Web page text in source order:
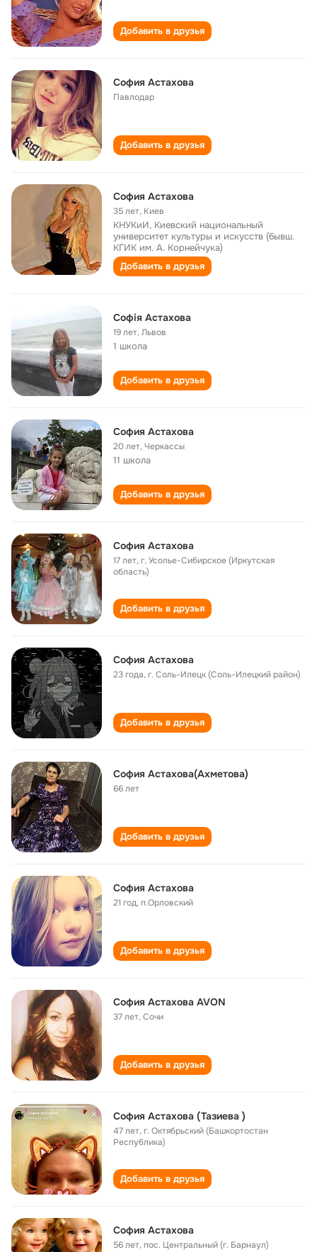
Добавить в друзья
София Астахова
Павлодар
Добавить в друзья
София Астахова
35 лет, Киев
КНУКиИ, Киевский национальный
университет культуры и искусств (бывш.
КГИК им. А. Корнейчука)
Добавить в друзья
Софія Астахова
19 лет,Львов
1 школа
Добавить в друзья
София Астахова
20 лет,Черкассы
11 школа
Добавить в друзья
София Астахова
17 лет,г. Усолье-Сибирское (Иркутская
область)
Добавить в друзья
София Астахова
23 года,г. Соль-Илецк (Соль-Илецкий район)
Добавить в друзья
София Астахова(Ахметова)
66 лет
Добавить в друзья
София Астахова
21 год,п.Орловский
Добавить в друзья
София Астахова AVON
37 лет,Сочи
Добавить в друзья
София Астахова (Тазиева )
47 лет,г. Октябрьский (Башкортостан
Республика)
Добавить в друзья
София Астахова
56 лет,пос. Центральный (г. Барнаул)